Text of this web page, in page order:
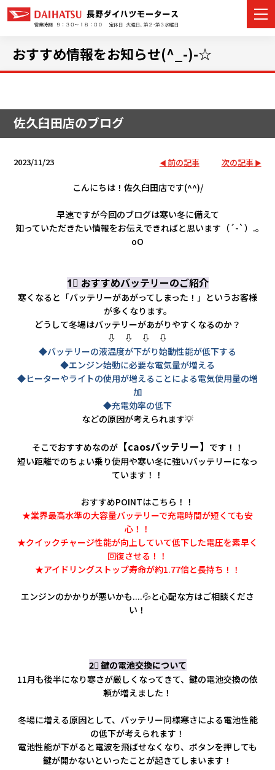
店舗情報
イベント・キャンペーン
ご購入者サポート
会社情報
お問
おすすめ情報をお知らせ(^_-)-☆
佐久臼田店のブログ
2023/11/23 前の記事 次の記事
こんにちは！佐久臼田店です(^^)/
早速ですが今回のブログは寒い冬に備えて
知っていただきたい情報をお伝えできればと思います（´-`）.｡
oO
1⃣ おすすめバッテリーのご紹介
寒くなると「バッテリーがあがってしまった！」というお客様
が多くなります。
どうして冬場はバッテリーがあがりやすくなるのか？
⇩ ⇩ ⇩ ⇩
◆バッテリーの液温度が下がり始動性能が低下する
◆エンジン始動に必要な電気量が増える
◆ヒーターやライトの使用が増えることによる電気使用量の増
加
◆充電効率の低下
などの原因が考えられます💡
そこでおすすめなのが【caosバッテリー】 です！！
短い距離でのちょい乗り使用や寒い冬に強いバッテリーになっ
ています！！
おすすめPOINTはこちら！！
★業界最高水準の大容量バッテリーで充電時間が短くても安
心！！
★クイックチャージ性能が向上していて低下した電圧を素早く
回復させる！！
★アイドリングストップ寿命が約1.77倍と長持ち！！
エンジンのかかりが悪いかも....💦と心配な方はご相談くださ
い！
2⃣ 鍵の電池交換について
11月も後半になり寒さが厳しくなってきて、鍵の電池交換の依
頼が増えました！
冬場に増える原因として、バッテリー同様寒さによる電池性能
の低下が考えられます！
電池性能が下がると電波を飛ばせなくなり、ボタンを押しても
鍵が開かないといったことが起きてしまいます！